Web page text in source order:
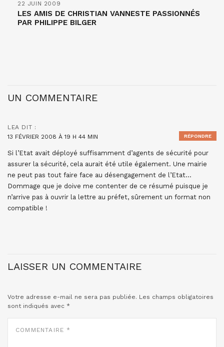
22 JUIN 2009
LES AMIS DE CHRISTIAN VANNESTE PASSIONNÉS
PAR PHILIPPE BILGER
UN COMMENTAIRE
LEA DIT :
13 FÉVRIER 2008 À 19 H 44 MIN
Si l’Etat avait déployé suffisamment d’agents de sécurité pour
assurer la sécurité, cela aurait été utile également. Une mairie
ne peut pas tout faire face au désengagement de l’Etat…
Dommage que je doive me contenter de ce résumé puisque je
n’arrive pas à ouvrir la lettre au préfet, sûrement un format non
compatible !
RÉPONDRE
LAISSER UN COMMENTAIRE
Votre adresse e-mail ne sera pas publiée. Les champs obligatoires
sont indiqués avec *